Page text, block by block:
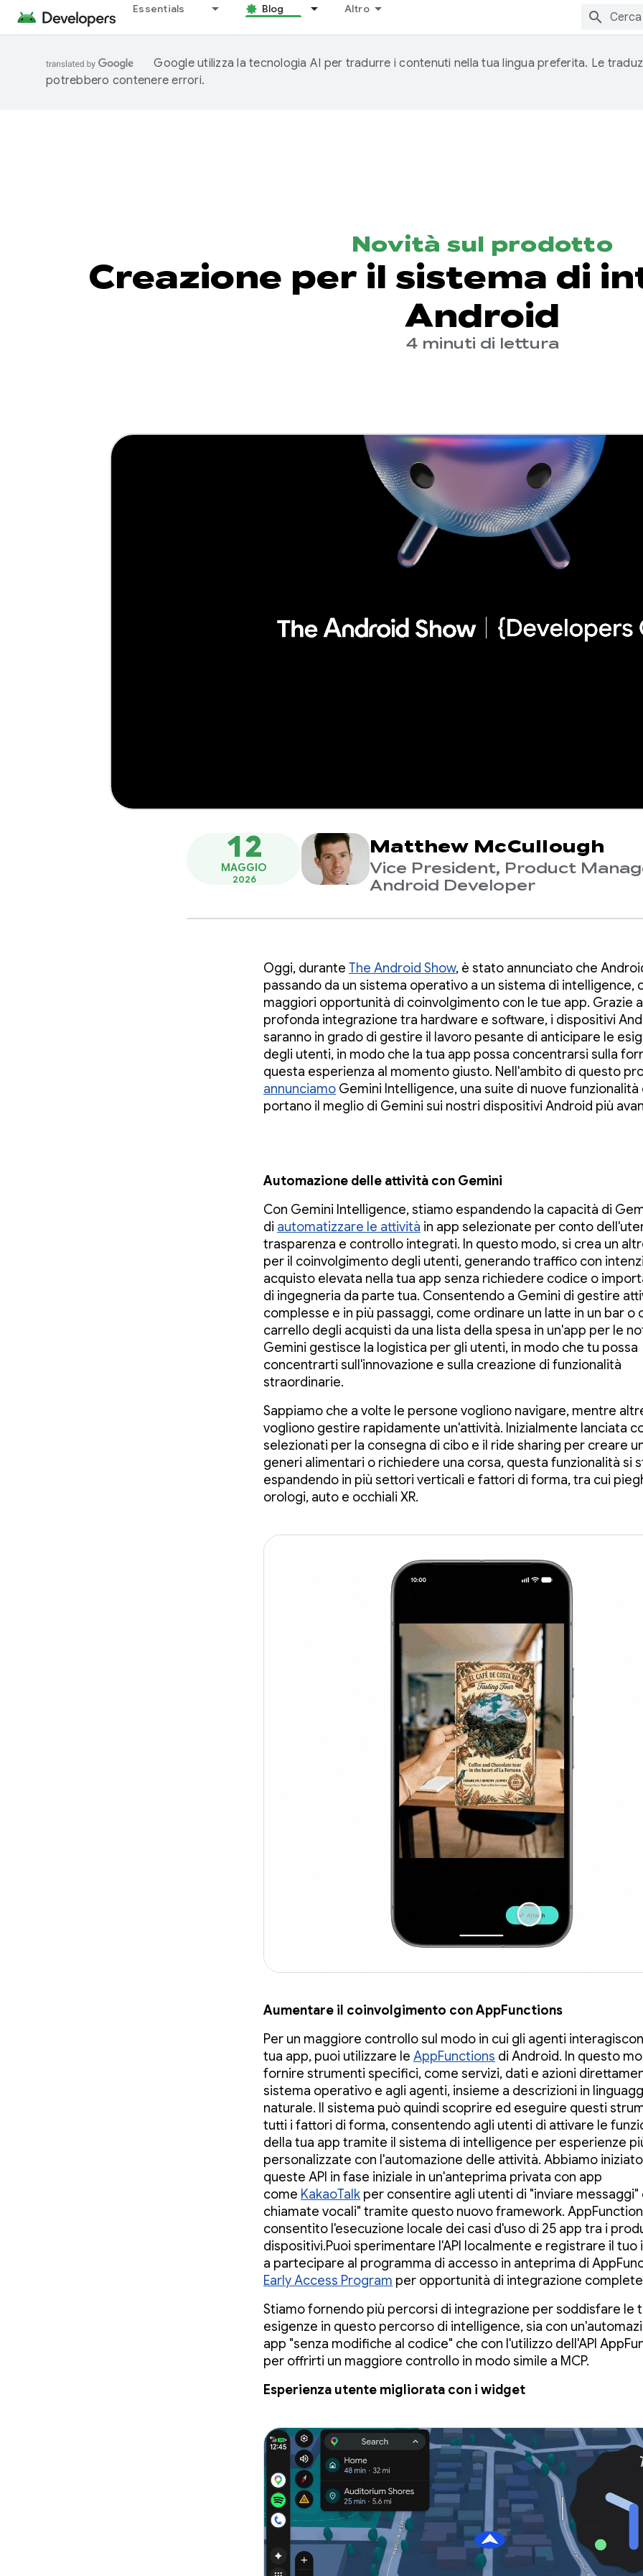
Essentials Blog Altro
Google utilizza la tecnologia AI per tradurre i contenuti nella tua lingua preferita. Le
potrebbero contenere errori.
Novità sul prodotto
Creazione per il sistema di
Android
4 minuti di lettura
12
MAGGIO
2026
Matthew McCullough
Vice President, Product
Android Developer
Oggi, durante The Android Show, è stato annunciato che
passando da un sistema operativo a un sistema di intelligence,
maggiori opportunità di coinvolgimento con le tue app. Grazie
profonda integrazione tra hardware e software, i dispositivi
saranno in grado di gestire il lavoro pesante di anticipare le
degli utenti, in modo che la tua app possa concentrarsi sulla
questa esperienza al momento giusto. Nell'ambito di questo
annunciamo Gemini Intelligence, una suite di nuove funzionalità
portano il meglio di Gemini sui nostri dispositivi Android più
Automazione delle attività con Gemini
Con Gemini Intelligence, stiamo espandendo la capacità di
di automatizzare le attività in app selezionate per conto
trasparenza e controllo integrati. In questo modo, si crea un
per il coinvolgimento degli utenti, generando traffico con
acquisto elevata nella tua app senza richiedere codice o
di ingegneria da parte tua. Consentendo a Gemini di gestire
complesse e in più passaggi, come ordinare un latte in un bar o
carrello degli acquisti da una lista della spesa in un'app per le
Gemini gestisce la logistica per gli utenti, in modo che tu possa
concentrarti sull'innovazione e sulla creazione di funzionalità
straordinarie.
Sappiamo che a volte le persone vogliono navigare, mentre
vogliono gestire rapidamente un'attività. Inizialmente lanciata
selezionati per la consegna di cibo e il ride sharing per creare
generi alimentari o richiedere una corsa, questa funzionalità si
espandendo in più settori verticali e fattori di forma, tra cui
orologi, auto e occhiali XR.
Aumentare il coinvolgimento con AppFunctions
Per un maggiore controllo sul modo in cui gli agenti
tua app, puoi utilizzare le AppFunctions di Android. In questo
fornire strumenti specifici, come servizi, dati e azioni
sistema operativo e agli agenti, insieme a descrizioni in
naturale. Il sistema può quindi scoprire ed eseguire questi
tutti i fattori di forma, consentendo agli utenti di attivare le
della tua app tramite il sistema di intelligence per esperienze
personalizzate con l'automazione delle attività. Abbiamo
queste API in fase iniziale in un'anteprima privata con app
come KakaoTalk per consentire agli utenti di "inviare messaggi"
chiamate vocali" tramite questo nuovo framework.
consentito l'esecuzione locale dei casi d'uso di 25 app tra i
dispositivi.Puoi sperimentare l'API localmente e registrare il tuo
a partecipare al programma di accesso in anteprima di
Early Access Program per opportunità di integrazione
Stiamo fornendo più percorsi di integrazione per soddisfare le
esigenze in questo percorso di intelligence, sia con
app "senza modifiche al codice" che con l'utilizzo dell'API
per offrirti un maggiore controllo in modo simile a MCP.
Esperienza utente migliorata con i widget